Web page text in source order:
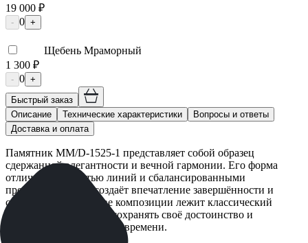
19 000 ₽
- 0 +
Щебень Мраморный
1 300 ₽
- 0 +
Быстрый заказ
Описание
Технические характеристики
Вопросы и ответы
Доставка и оплата
Памятник ММ/D-1525-1 представляет собой образец
сдержанной элегантности и вечной гармонии. Его форма
отличается ясностью линий и сбалансированными
пропорциями, что создаёт впечатление завершённости и
спокойствия. В основе композиции лежит классический
силуэт, который будет сохранять своё достоинство и
актуальность с течением времени.